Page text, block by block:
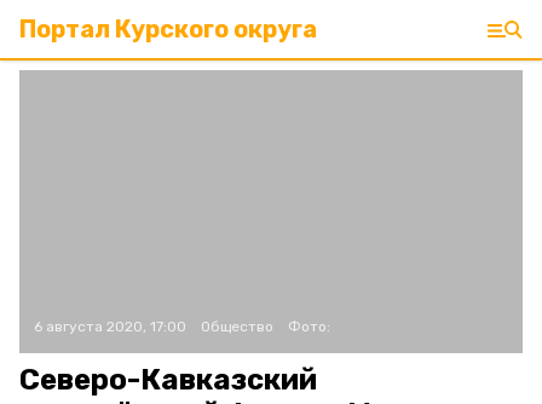
Портал Курского округа
6 августа 2020, 17:00 Общество Фото:
Северо-Кавказский